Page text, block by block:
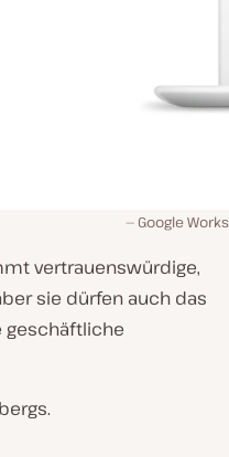
Google
vertrauenswürdige,
sie dürfen auch das
geschäftliche